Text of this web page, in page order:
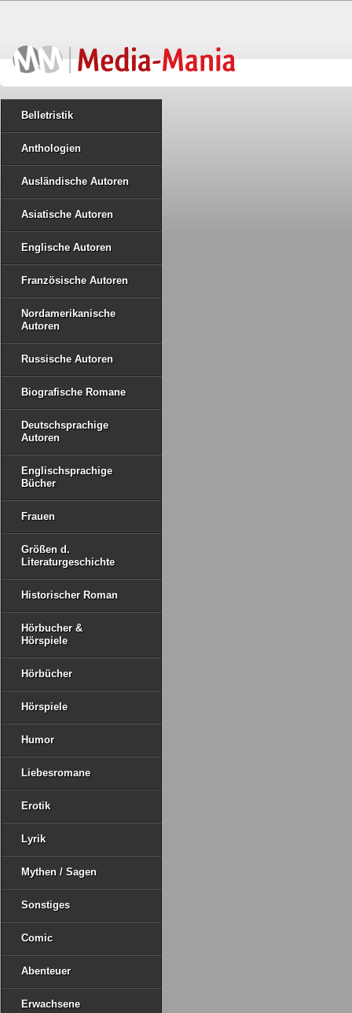
Belletristik
Anthologien
Ausländische Autoren
Asiatische Autoren
Englische Autoren
Französische Autoren
Nordamerikanische
Autoren
Russische Autoren
Biografische Romane
Deutschsprachige
Autoren
Englischsprachige
Bücher
Frauen
Größen d.
Literaturgeschichte
Historischer Roman
Hörbucher &
Hörspiele
Hörbücher
Hörspiele
Humor
Liebesromane
Erotik
Lyrik
Mythen / Sagen
Sonstiges
Comic
Abenteuer
Erwachsene